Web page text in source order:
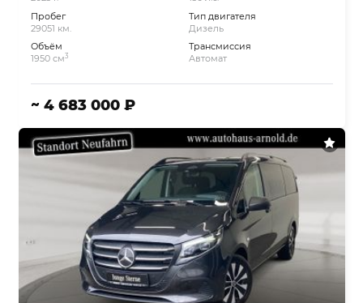
Пробег
29051 км.
Объём
1950 см3
Тип двигателя
Дизель
Трансмиссия
Автомат
~ 4 683 000 ₽